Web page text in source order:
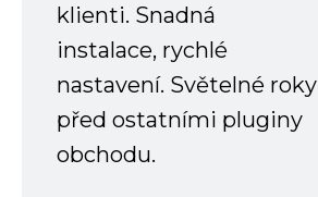
klienti. Snadná
instalace, rychlé
nastavení. Světelné roky
před ostatními pluginy
obchodu.